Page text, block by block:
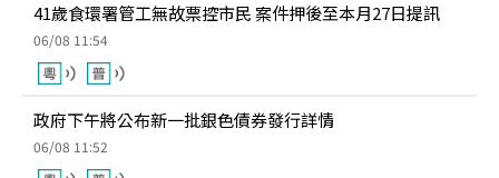
41歲食環署管工無故票控市民 案件押後至本月27日提訊
06/08 11:54
政府下午將公布新一批銀色債券發行詳情
06/08 11:52